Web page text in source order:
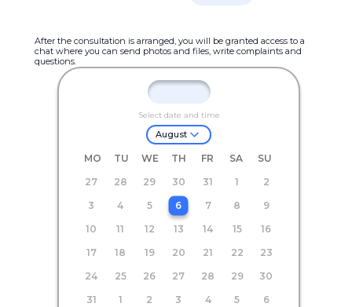
After the consultation is arranged, you will be granted access to a
chat where you can send photos and files, write complaints and
questions.
Select date and time
August
MO TU WE TH FR SA
SU
27
28 29 30 31 1
2
3
4 5 6 7 8
9
10
11 12 13 14 15
16
17
18 19 20 21 22
23
24
25 26 27 28 29
30
31
1 2 3 4 5 6